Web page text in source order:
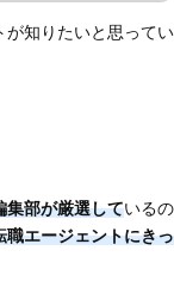
が知りたいと思ってい
集部が厳選しているの
職エージェントにきっ